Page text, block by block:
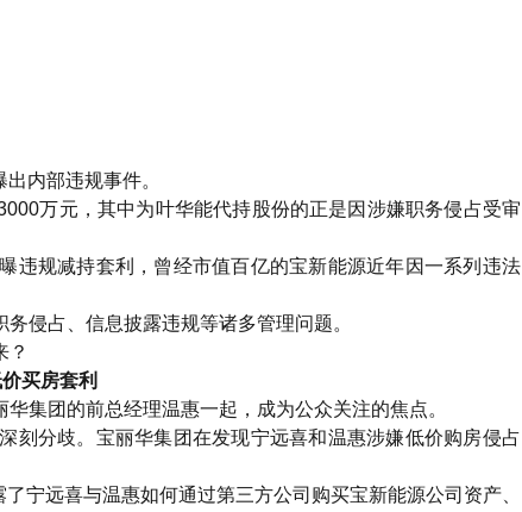
内部违规事件。
万元，其中为叶华能代持股份的正是因涉嫌职务侵占受审
违规减持套利，曾经市值百亿的宝新能源近年因一系列违法
侵占、信息披露违规等诸多管理问题。
？
买房套利
集团的前总经理温惠一起，成为公众关注的焦点。
刻分歧。宝丽华集团在发现宁远喜和温惠涉嫌低价购房侵占
宁远喜与温惠如何通过第三方公司购买宝新能源公司资产、